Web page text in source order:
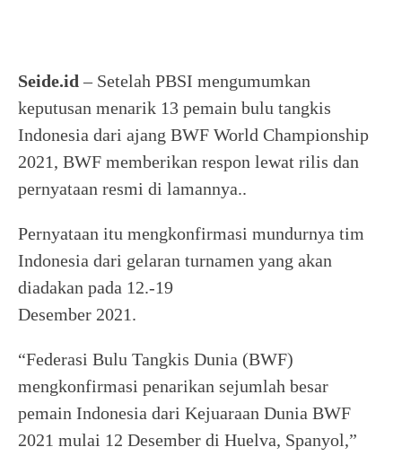
Seide.id – Setelah PBSI mengumumkan
keputusan menarik 13 pemain bulu tangkis
Indonesia dari ajang BWF World Championship
2021, BWF memberikan respon lewat rilis dan
pernyataan resmi di lamannya..
Pernyataan itu mengkonfirmasi mundurnya tim
Indonesia dari gelaran turnamen yang akan
diadakan pada 12.-19
Desember 2021.
“Federasi Bulu Tangkis Dunia (BWF)
mengkonfirmasi penarikan sejumlah besar
pemain Indonesia dari Kejuaraan Dunia BWF
2021 mulai 12 Desember di Huelva, Spanyol,”